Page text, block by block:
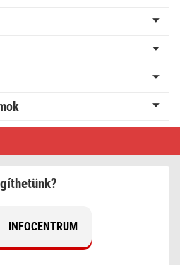
INFOCENTRUM